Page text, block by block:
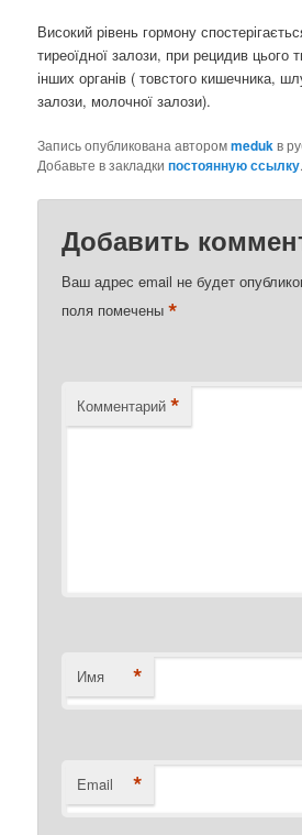
Високий рівень гормону
тиреоїдної залози, при рецидив цього
інших органів ( товстого кишечника,
залози, молочної залози).
Запись опубликована авторомmedukв
Добавьте в закладкипостоянную ссылку.
Добавить
Ваш адрес email не будет
поля помечены*
Комментарий *
Имя *
Email *